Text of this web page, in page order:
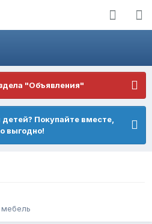
"Объявления"
Покупайте вместе,
выгодно!